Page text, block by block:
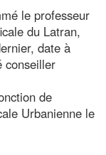
le professeur
du Latran,
date à
conseiller
de
Urbanienne le